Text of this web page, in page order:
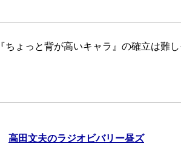
『ちょっと背が高いキャラ』の確立は難
高田文夫のラジオビバリー昼ズ